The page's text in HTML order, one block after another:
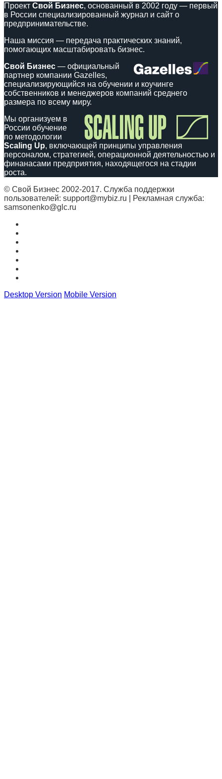
Проект Свой Бизнес, основанный в 2002 году — первый
в России специализированный журнал и сайт о
предпринимательстве.
Наша миссия — передача практических знаний,
помогающих масштабировать бизнес.
Свой Бизнес — официальный
партнер компании Gazelles,
специализирующийся на обучении и коучинге
собственников и менеджеров компаний среднего
размера по всему миру.
Мы организуем в
России обучение
по методологии
Scaling Up, включающей принципы управления
персоналом, стратегией, операционной деятельностью и
финанасами предприятия, находящегося на стадии
роста.
© Свой Бизнес 2002-2017. Служба поддержки
пользователей: support@mybiz.ru | Рекламная служба:
samsonenko@glc.ru
Desktop Version Mobile Version